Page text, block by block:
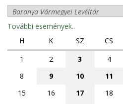
További események..
H
K SZ CS
1
2 3 4
8
9 10 11
15
16 17 18